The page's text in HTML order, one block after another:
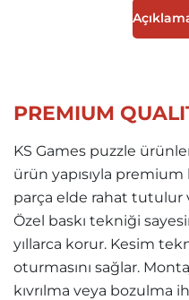
PREMIUM
KS Games puzzle
ürün yapısıyla
parça elde rahat tutulur
Özel baskı tekniği
yıllarca korur. Kesim
oturmasını sağlar.
kıvrılma veya bozulma